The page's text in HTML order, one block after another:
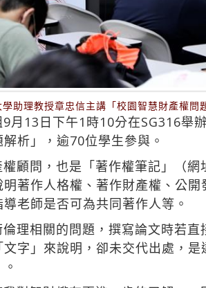
助理教授章忠信主講「校園智慧財產權問
9月13日下午1時10分在SG316舉
析」，逾70位學生參與。
權顧問，也是「著作權筆記」
著作人格權、著作財產權、公
老師是否可為共同著作人等。
理相關的問題，撰寫論文時若
字」來說明，卻未交代出處，